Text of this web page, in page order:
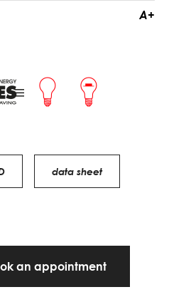
A+
data sheet
an appointment